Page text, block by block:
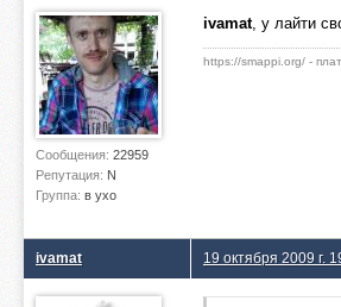
Сообщения: 22959
Репутация: N
Группа: в ухо
ivamat, у лайти
https://smappi.org/ -
ivamat 19 октября 2009 г.